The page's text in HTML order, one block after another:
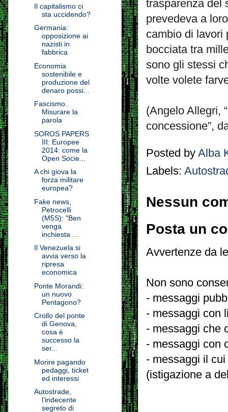
trasparenza del
prevedeva a
cambio di lavori
bocciata tra
sono gli stessi
volte volete
(Angelo Allegri,
concessione”,
Posted by Alba
Labels:
Nessun
Posta un
Avvertenze da
Non sono
- messaggi
- messaggi con
- messaggi che
- messaggi con
- messaggi il
(istigazione a
Il capitalismo ci
sta uccidendo?
Germania:
opposizione ai
nazisti in
fabbrica
Economia
sostenibile e
produzione del
denaro possi...
Fascismo.
Misurare la
parola
SOROS PAPERS
III: Europee
2014: come la
Open Socie...
A chi giova la
forza militare
europea?
Fake news,
Petrocelli
(M5S): "Ben
venga
inchiesta ...
Il Venezuela si
avvia verso la
ripresa
economica
Ponte Morandi:
un nuovo
Pentagono?
Crollo del ponte
di Genova,
cosa è
successo la
ser...
Morire pagando
pedaggi, ticket
ed interessi
Autostrade,
l’indecente
segreto di